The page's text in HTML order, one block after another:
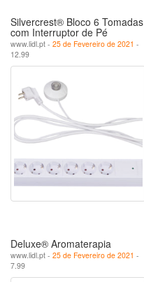
Silvercrest® Bloco 6 Tomadas
com Interruptor de Pé
www.lidl.pt - 25 de Fevereiro de 2021 -
12.99
Deluxe® Aromaterapia
www.lidl.pt - 25 de Fevereiro de 2021 -
7.99